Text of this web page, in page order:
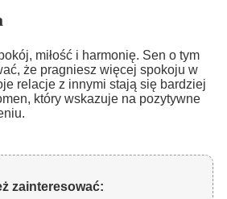
miłość i harmonię. Sen o tym
że pragniesz więcej spokoju w
relacje z innymi stają się bardziej
który wskazuje na pozytywne
zainteresować: